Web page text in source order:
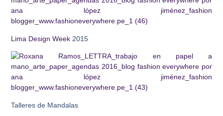
Lima Design Week 2015
Talleres de Mandalas